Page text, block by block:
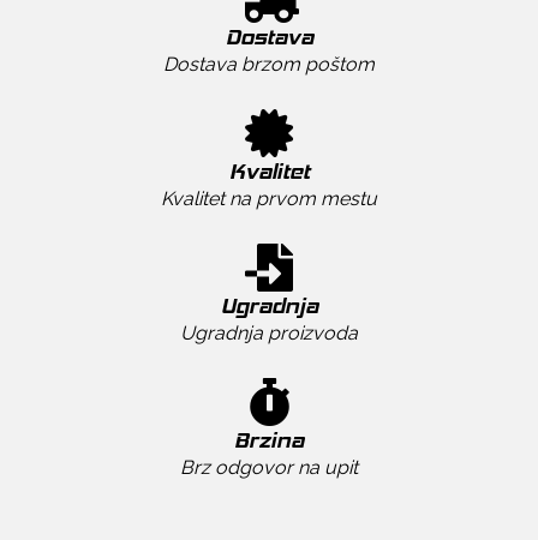
Dostava
Dostava brzom poštom
Kvalitet
Kvalitet na prvom mestu
Ugradnja
Ugradnja proizvoda
Brzina
Brz odgovor na upit